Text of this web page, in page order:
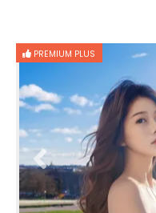
PREMIUM PLUS